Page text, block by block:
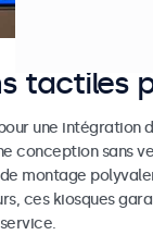
tactiles
une intégration
conception sans
montage
ces kiosques